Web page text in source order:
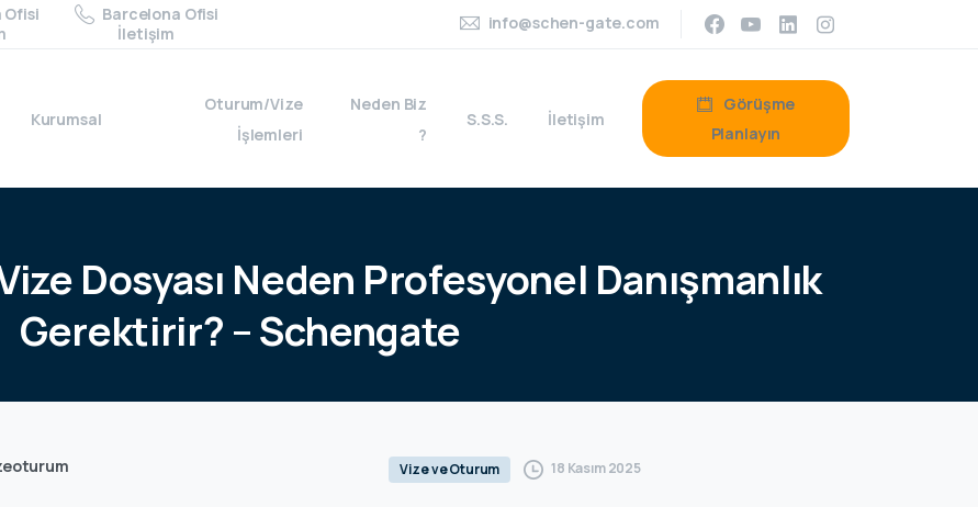
Ofisi
Barcelona Ofisi
İletişim
info@schen-gate.com
Kurumsal
Oturum/Vize
İşlemleri
Neden Biz
?
S.S.S. İletişim
Görüşme
Planlayın
Dosyası Neden Profesyonel Danışmanlık
Gerektirir? –Schengate
Vize ve Oturum 18 Kasım 2025